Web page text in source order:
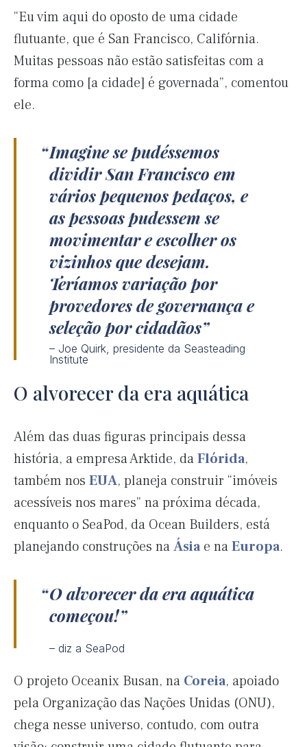
“Eu vim aqui do oposto de uma cidade
flutuante, que é San Francisco, Califórnia.
Muitas pessoas não estão satisfeitas com a
forma como [a cidade] é governada”, comentou
ele.
Imagine se pudéssemos
dividir San Francisco em
vários pequenos pedaços, e
as pessoas pudessem se
movimentar e escolher os
vizinhos que desejam.
Teríamos variação por
provedores de governança e
seleção por cidadãos
– Joe Quirk, presidente da Seasteading
Institute
O alvorecer da era aquática
Além das duas figuras principais dessa
história, a empresa Arktide, daFlórida,
também nos EUA, planeja construir “imóveis
acessíveis nos mares” na próxima década,
enquanto o SeaPod, da Ocean Builders, está
planejando construções naÁsia e naEuropa.
O alvorecer da era aquática
começou!
– diz a SeaPod
O projeto Oceanix Busan, na Coreia, apoiado
pela Organização das Nações Unidas (ONU),
chega nesse universo, contudo, com outra